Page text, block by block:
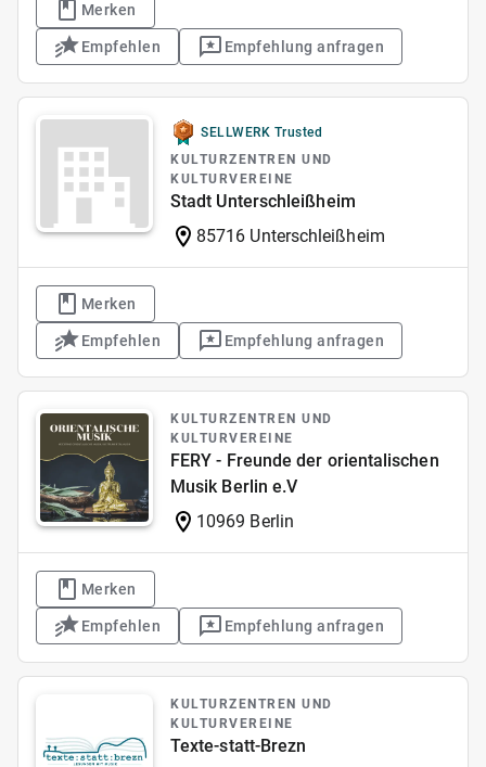
Merken
Empfehlen Empfehlung anfragen
SELLWERK Trusted
KULTURZENTREN UND
KULTURVEREINE
Stadt Unterschleißheim
85716 Unterschleißheim
Merken
Empfehlen Empfehlung anfragen
KULTURZENTREN UND
KULTURVEREINE
FERY - Freunde der orientalischen
Musik Berlin e.V
10969 Berlin
Merken
Empfehlen Empfehlung anfragen
KULTURZENTREN UND
KULTURVEREINE
Texte-statt-Brezn